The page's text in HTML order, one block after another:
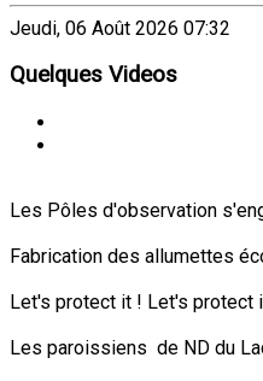
Jeudi, 06 Août 2026 07:32
Quelques Videos
Les Pôles d'observation
Fabrication des allumettes
Let's protect it ! Let's protect
Les paroissiens de ND du